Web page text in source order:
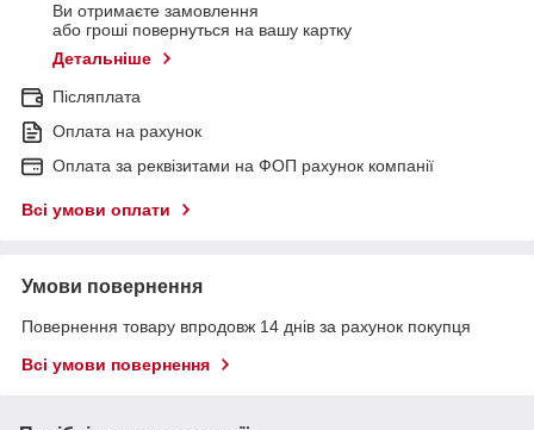
Ви отримаєте замовлення
або гроші повернуться на вашу картку
Детальніше
Післяплата
Оплата на рахунок
Оплата за реквізитами на ФОП рахунок компанії
Всі умови оплати
Умови повернення
Повернення товару впродовж 14 днів за рахунок покупця
Всі умови повернення